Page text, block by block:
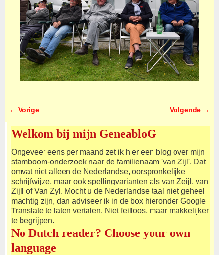
← Vorige Volgende →
Welkom bij mijn GeneabloG
Ongeveer eens per maand zet ik hier een blog over mijn
stamboom-onderzoek naar de familienaam 'van Zijl'. Dat
omvat niet alleen de Nederlandse, oorspronkelijke
schrijfwijze, maar ook spellingvarianten als van Zeijl, van
Zijll of Van Zyl. Mocht u de Nederlandse taal niet geheel
machtig zijn, dan adviseer ik in de box hieronder Google
Translate te laten vertalen. Niet feilloos, maar makkelijker
te begrijpen.
No Dutch reader? Choose your own
language